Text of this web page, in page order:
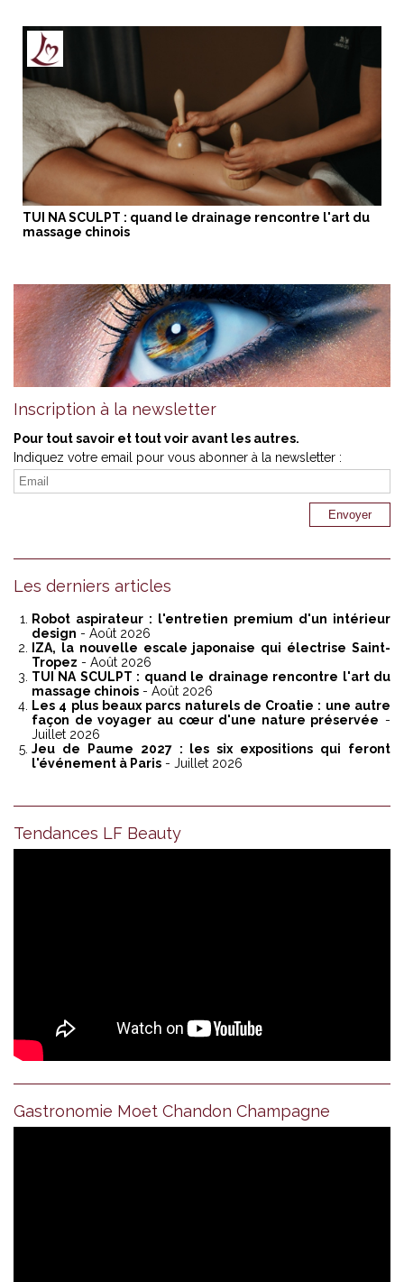
TUI NA SCULPT : quand le drainage rencontre l'art du
massage chinois
Inscription à la newsletter
Pour tout savoir et tout voir avant les autres.
Indiquez votre email pour vous abonner à la newsletter :
Les derniers articles
Robot aspirateur : l'entretien premium d'un intérieur
design - Août 2026
IZA, la nouvelle escale japonaise qui électrise Saint-
Tropez - Août 2026
TUI NA SCULPT : quand le drainage rencontre l'art du
massage chinois - Août 2026
Les 4 plus beaux parcs naturels de Croatie : une autre
façon de voyager au cœur d'une nature préservée -
Juillet 2026
Jeu de Paume 2027 : les six expositions qui feront
l'événement à Paris - Juillet 2026
Tendances LF Beauty
Gastronomie Moet Chandon Champagne